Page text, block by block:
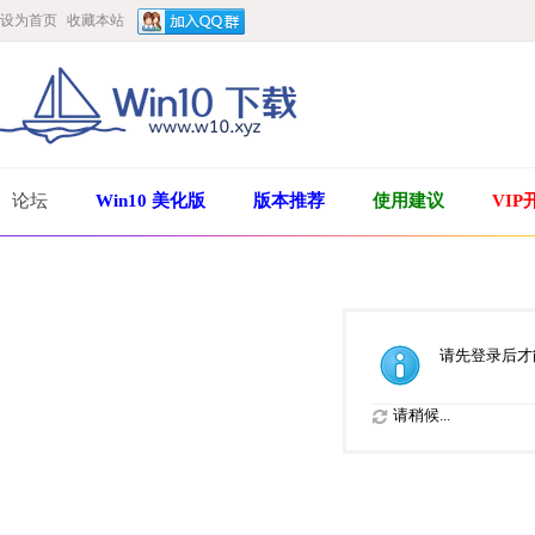
设为首页 收藏本站
论坛 Win10 美化版 版本推荐 使用建议 VIP
请先登录后
请稍候...